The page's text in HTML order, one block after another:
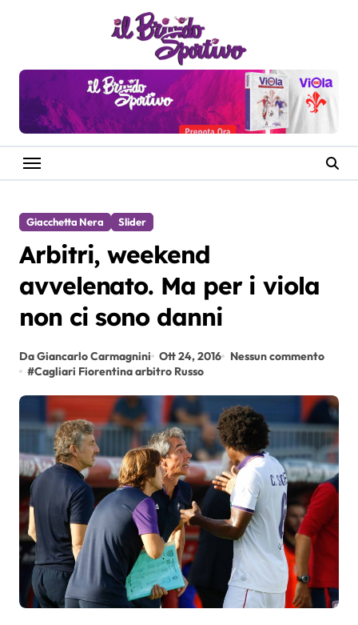
Giacchetta Nera Slider
Arbitri, weekend
avvelenato. Ma per i viola
non ci sono danni
Da Giancarlo Carmagnini Ott 24, 2016
Nessun commento
#Cagliari Fiorentina arbitro Russo